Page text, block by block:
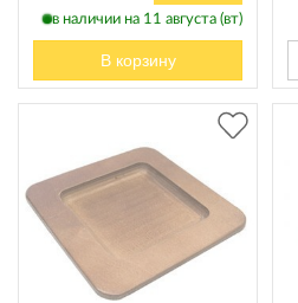
в наличии на 11 августа (вт)
В корзину